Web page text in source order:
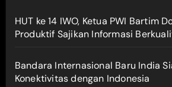
HUT ke 14 IWO, Ketua PWI Bartim
Produktif Sajikan Informasi
Bandara Internasional Baru India
Konektivitas dengan Indonesia